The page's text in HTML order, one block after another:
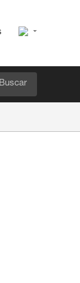
Buscar